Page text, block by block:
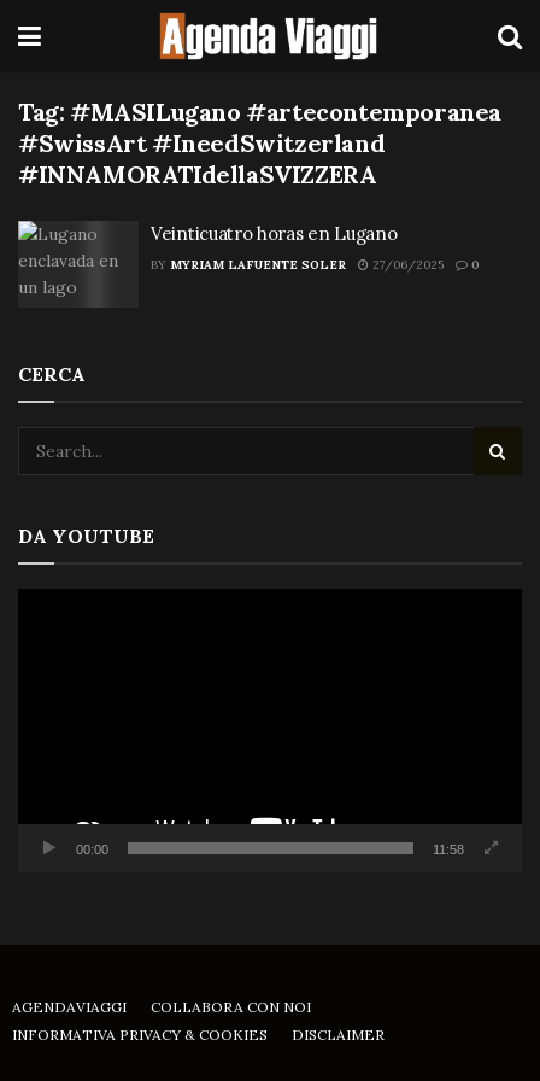
Tag: #MASILugano #artecontemporanea
#SwissArt #IneedSwitzerland
#INNAMORATIdellaSVIZZERA
Veinticuatro horas en Lugano
BY MYRIAM LAFUENTE SOLER 27/06/2025 0
CERCA
DA YOUTUBE
00:00 11:58
AGENDAVIAGGI
COLLABORA CON NOI
INFORMATIVA PRIVACY & COOKIES
DISCLAIMER